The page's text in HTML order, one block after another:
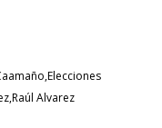
Elecciones
Raúl Alvarez